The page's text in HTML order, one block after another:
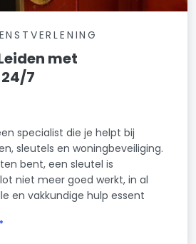
met
7
specialist die je helpt bij
sleutels en woningbeveiliging.
bent, een sleutel is
niet meer goed werkt, in al
en vakkundige hulp essent